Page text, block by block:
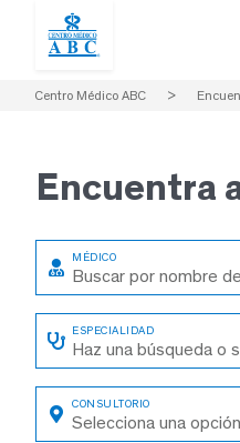
Centro Médico ABC >
Encuentra
Buscar por nombre
Haz una búsqueda o
Selecciona una opción